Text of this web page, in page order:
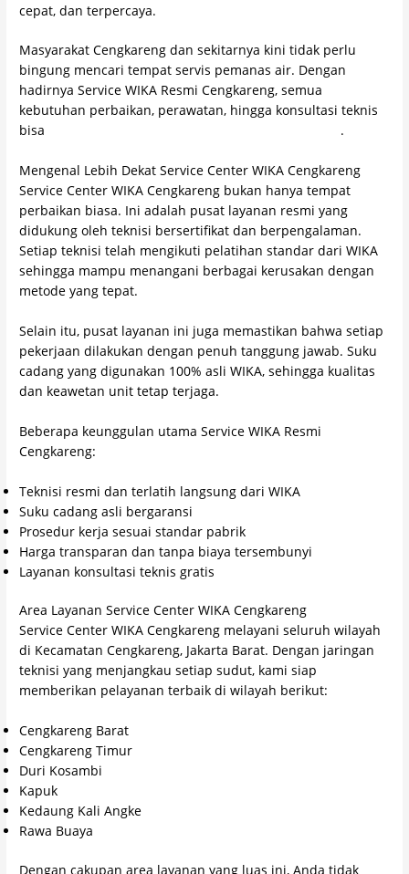
cepat, dan terpercaya.
Masyarakat Cengkareng dan sekitarnya kini tidak perlu
bingung mencari tempat servis pemanas air. Dengan
hadirnya Service WIKA Resmi Cengkareng, semua
kebutuhan perbaikan, perawatan, hingga konsultasi teknis
bisa
.
Mengenal Lebih Dekat Service Center WIKA Cengkareng
Service Center WIKA Cengkareng bukan hanya tempat
perbaikan biasa. Ini adalah pusat layanan resmi yang
didukung oleh teknisi bersertifikat dan berpengalaman.
Setiap teknisi telah mengikuti pelatihan standar dari WIKA
sehingga mampu menangani berbagai kerusakan dengan
metode yang tepat.
Selain itu, pusat layanan ini juga memastikan bahwa setiap
pekerjaan dilakukan dengan penuh tanggung jawab. Suku
cadang yang digunakan 100% asli WIKA, sehingga kualitas
dan keawetan unit tetap terjaga.
Beberapa keunggulan utama Service WIKA Resmi
Cengkareng:
Teknisi resmi dan terlatih langsung dari WIKA
Suku cadang asli bergaransi
Prosedur kerja sesuai standar pabrik
Harga transparan dan tanpa biaya tersembunyi
Layanan konsultasi teknis gratis
Area Layanan Service Center WIKA Cengkareng
Service Center WIKA Cengkareng melayani seluruh wilayah
di Kecamatan Cengkareng, Jakarta Barat. Dengan jaringan
teknisi yang menjangkau setiap sudut, kami siap
memberikan pelayanan terbaik di wilayah berikut:
Cengkareng Barat
Cengkareng Timur
Duri Kosambi
Kapuk
Kedaung Kali Angke
Rawa Buaya
Dengan cakupan area layanan yang luas ini, Anda tidak